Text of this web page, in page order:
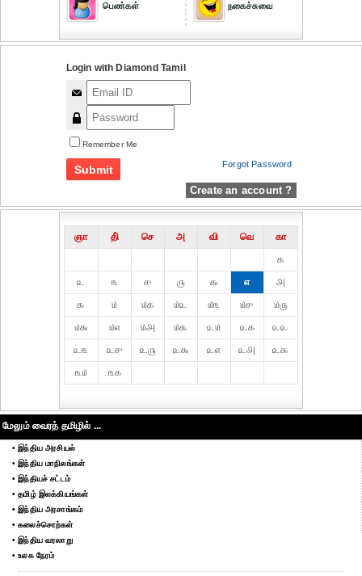
பெண்கள் நகைச்சுவை
Login with Diamond Tamil
Remember Me
Forgot Password
Create an account ?
ஞா தி் செ அ வி வெ
கா
௧
௨
௩ ௪ ௫ ௬ ௭
௮
௯
௰ ௰௧ ௰௨ ௰௩ ௰௪
௰௫
௰௬
௰௭ ௰௮ ௰௯ ௨௰ ௨௧
௨௨
௨௩
௨௪ ௨௫ ௨௬ ௨௭ ௨௮
௨௯
௩௰
௩௧
மேலும் வைரத் தமிழில் ...
• இந்திய அரசியல்
• இந்திய மாநிலங்கள்
• இந்தியச் சட்டம்
• தமிழ் இலக்கியங்கள்
• இந்திய அரசாங்கம்
• கலைச்சொற்கள்
• இந்திய வரலாறு
• உலக நேரம்